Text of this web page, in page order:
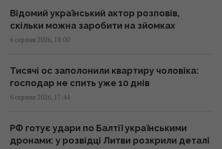
Ракет зі США не вистачить: експерт
пояснив проблему з пусковими
17:33 четвер, 06 серпня 2026
Не Кіровоград і не Єлисаветград: яка була
17:15 четвер, 06 серпня 2026
Відомий український актор розповів,
скільки можна заробити на зйомках
6 серпня 2026, 18:00
Тисячі ос заполонили квартиру чоловіка:
господар не спить уже 10 днів
6 серпня 2026, 17:44
РФ готує удари по Балтії українськими
дронами: у розвідці Литви розкрили деталі